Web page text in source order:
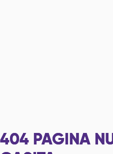
404 PAGINA